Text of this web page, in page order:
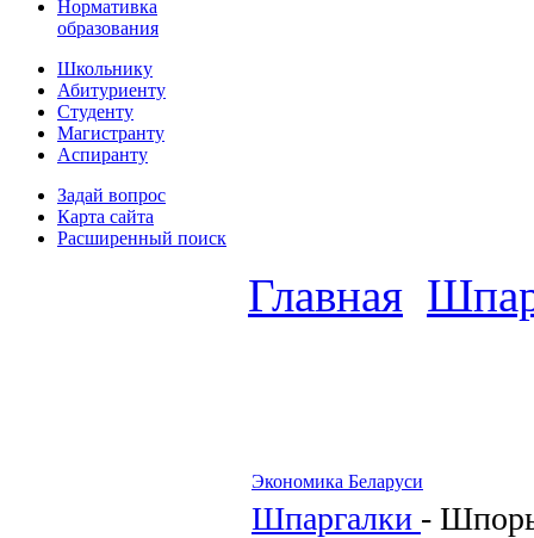
Нормативка
образования
Школьнику
Абитуриенту
Студенту
Магистранту
Аспиранту
Задай вопрос
Карта сайта
Расширенный поиск
Главная
Экономика Беларуси
Шпаргалки -